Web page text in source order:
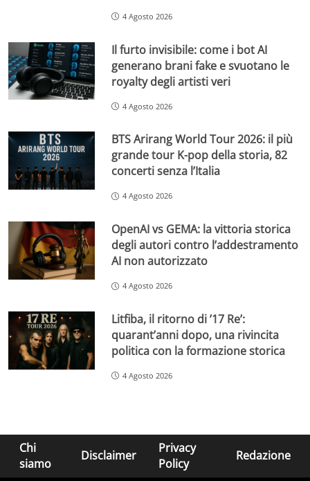
4 Agosto 2026
Il furto invisibile: come i bot AI
generano brani fake e svuotano le
royalty degli artisti veri
4 Agosto 2026
BTS Arirang World Tour 2026: il più
grande tour K-pop della storia, 82
concerti senza l’Italia
4 Agosto 2026
OpenAI vs GEMA: la vittoria storica
degli autori contro l’addestramento
AI non autorizzato
4 Agosto 2026
Litfiba, il ritorno di ’17 Re’:
quarant’anni dopo, una rivincita
politica con la formazione storica
4 Agosto 2026
Chi
siamo
Disclaimer
Privacy
Policy
Redazione